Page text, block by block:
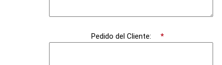
Pedido del Cliente: *